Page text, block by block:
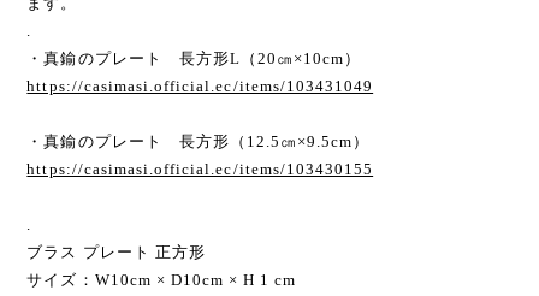
・真鍮のプレート 長方形L（20㎝×10cm）
https://casimasi.official.ec/items/103431049
・真鍮のプレート 長方形（12.5㎝×9.5cm）
https://casimasi.official.ec/items/103430155
ブラス プレート 正方形
サイズ：W10cm × D10cm × H 1 cm